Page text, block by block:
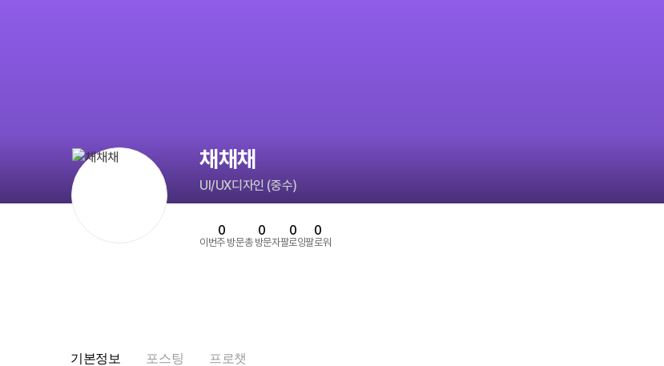
채채채
UI/UX디자인 (중수)
이번주 방문
0
총 방문자
0
팔로잉
0
팔로워
0
기본정보 포스팅 프로챗